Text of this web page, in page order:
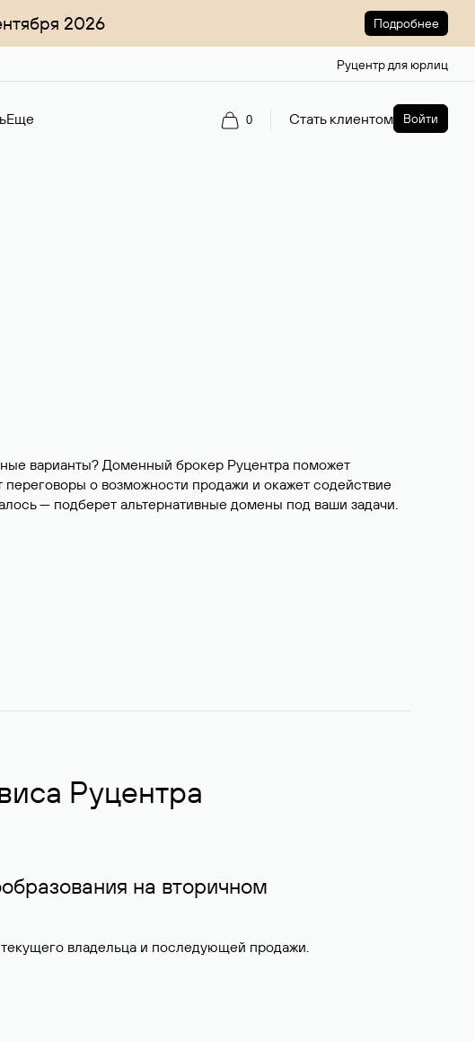
2026 Подробнее
Руцентр для юрлиц
Еще 0 Стать клиентом Войти
варианты? Доменный брокер Руцентра поможет
о возможности продажи и окажет содействие
— подберет альтернативные домены под ваши задачи.
Руцентра
на вторичном
владельца и последующей продажи.